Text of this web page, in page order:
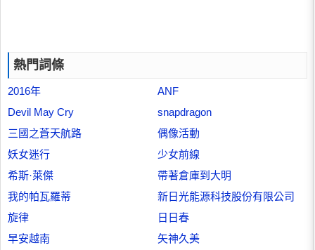
熱門詞條
2016年
ANF
Devil May Cry
snapdragon
三國之蒼天航路
偶像活動
妖女迷行
少女前線
希斯·萊傑
帶著倉庫到大明
我的帕瓦羅蒂
新日光能源科技股份有限公司
旋律
日日春
早安越南
矢神久美